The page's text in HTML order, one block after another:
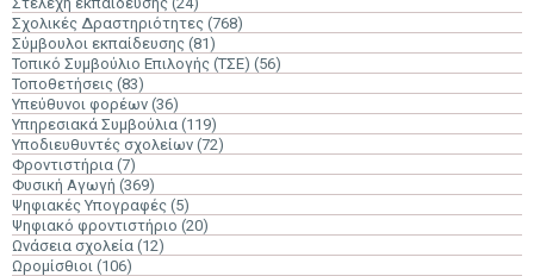
Σχολικές Δραστηριότητες (768)
Σύμβουλοι εκπαίδευσης (81)
Τοπικό Συμβούλιο Επιλογής (ΤΣΕ) (56)
Τοποθετήσεις (83)
Υπεύθυνοι φορέων (36)
Υπηρεσιακά Συμβούλια (119)
Υποδιευθυντές σχολείων (72)
Φροντιστήρια (7)
Φυσική Αγωγή (369)
Ψηφιακές Υπογραφές (5)
Ψηφιακό φροντιστήριο (20)
Ωνάσεια σχολεία (12)
Ωρομίσθιοι (106)